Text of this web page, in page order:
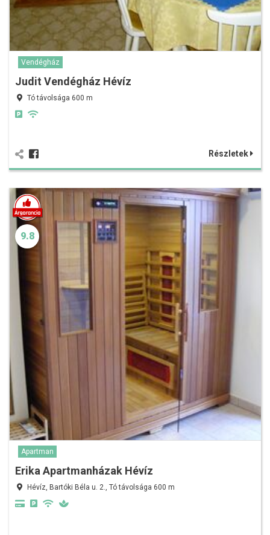
Vendégház
Judit Vendégház Hévíz
Tó távolsága 600 m
Részletek
9.8
Apartman
Erika Apartmanházak Hévíz
Hévíz, Bartóki Béla u. 2., Tó távolsága 600 m